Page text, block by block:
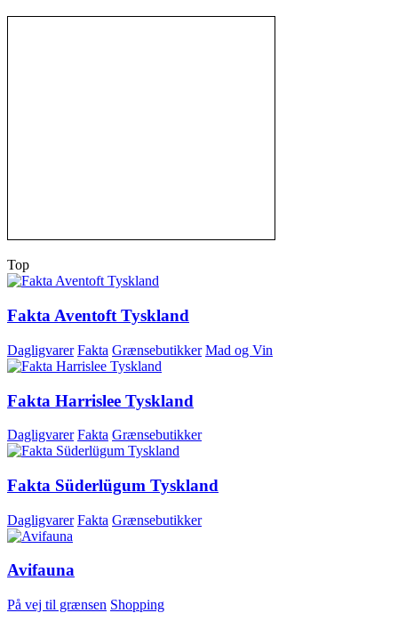
Top
Fakta Aventoft Tyskland
Dagligvarer Fakta Grænsebutikker Mad og Vin
Fakta Harrislee Tyskland
Dagligvarer Fakta Grænsebutikker
Fakta Süderlügum Tyskland
Dagligvarer Fakta Grænsebutikker
Avifauna
På vej til grænsen Shopping